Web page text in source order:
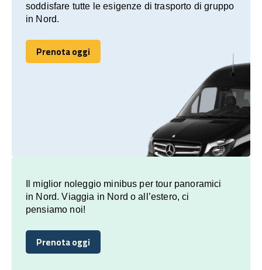
soddisfare tutte le esigenze di trasporto di gruppo
in Nord.
Prenota oggi
Prenota oggi
Il miglior noleggio minibus per tour panoramici
in Nord. Viaggia in Nord o all’estero, ci
pensiamo noi!
Prenota oggi
Prenota oggi